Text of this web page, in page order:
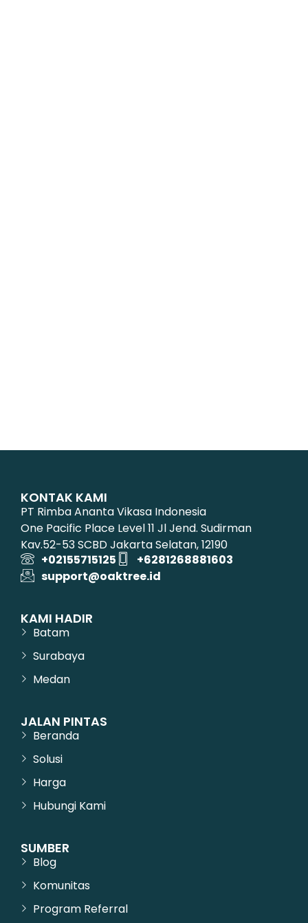
KONTAK KAMI
PT Rimba Ananta Vikasa Indonesia
One Pacific Place Level 11 Jl Jend. Sudirman
Kav.52-53 SCBD Jakarta Selatan, 12190
+02155715125
+6281268881603
support@oaktree.id
KAMI HADIR
Batam
Surabaya
Medan
JALAN PINTAS
Beranda
Solusi
Harga
Hubungi Kami
SUMBER
Blog
Komunitas
Program Referral